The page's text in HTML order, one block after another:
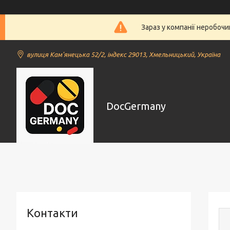
Зараз у компанії
вулиця Кам'янецька 52/2, індекс 29013, Хмельницький, Україна
DocGermany
Контакти